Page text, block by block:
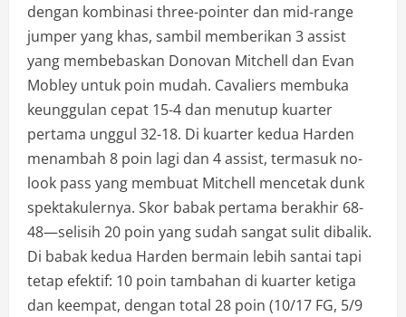
dengan kombinasi three-pointer dan mid-range
jumper yang khas, sambil memberikan 3 assist
yang membebaskan Donovan Mitchell dan Evan
Mobley untuk poin mudah. Cavaliers membuka
keunggulan cepat 15-4 dan menutup kuarter
pertama unggul 32-18. Di kuarter kedua Harden
menambah 8 poin lagi dan 4 assist, termasuk no-
look pass yang membuat Mitchell mencetak dunk
spektakulernya. Skor babak pertama berakhir 68-
48—selisih 20 poin yang sudah sangat sulit dibalik.
Di babak kedua Harden bermain lebih santai tapi
tetap efektif: 10 poin tambahan di kuarter ketiga
dan keempat, dengan total 28 poin (10/17 FG, 5/9